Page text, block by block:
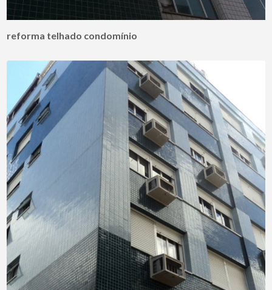
reforma telhado condomínio